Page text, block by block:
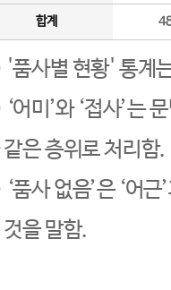
합계
'품사별 현황' 통계
어미’와 ‘접사’는
은 층위로 처리함.
품사 없음’은 ‘어
을 말함.